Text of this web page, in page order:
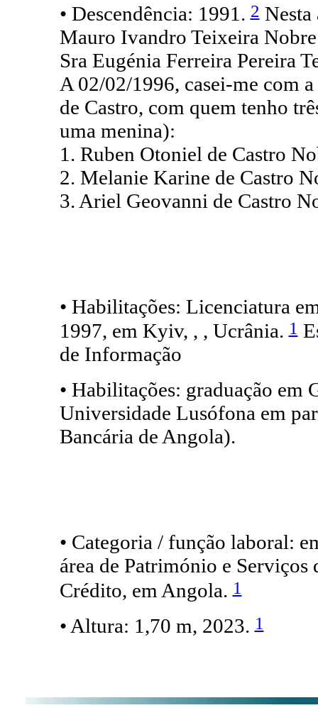
• Descendência: 1991.2Nesta
Mauro Ivandro Teixeira Nobre
Sra Eugénia Ferreira Pereira
A 02/02/1996, casei-me com
de Castro, com quem tenho
uma menina):
1. Ruben Otoniel de Castro
2. Melanie Karine de Castro
3. Ariel Geovanni de Castro
• Habilitações: Licenciatura
1997, em Kyiv, , , Ucrânia.1
de Informação
• Habilitações: graduação em
Universidade Lusófona em
Bancária de Angola).
• Categoria / função laboral:
área de Património e Serviços
Crédito, em Angola.1
• Altura: 1,70 m, 2023.1